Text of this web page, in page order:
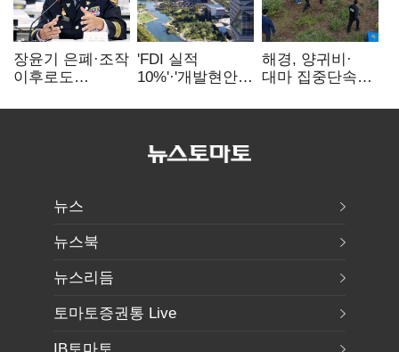
장윤기 은폐·조작
이후로도
내부비위…경찰
'FDI 실적
10%'·'개발현안
인천경제청장
해경, 양귀비·
대마 집중단속…
249명 검거
뉴스
뉴스북
뉴스리듬
토마토증권통 Live